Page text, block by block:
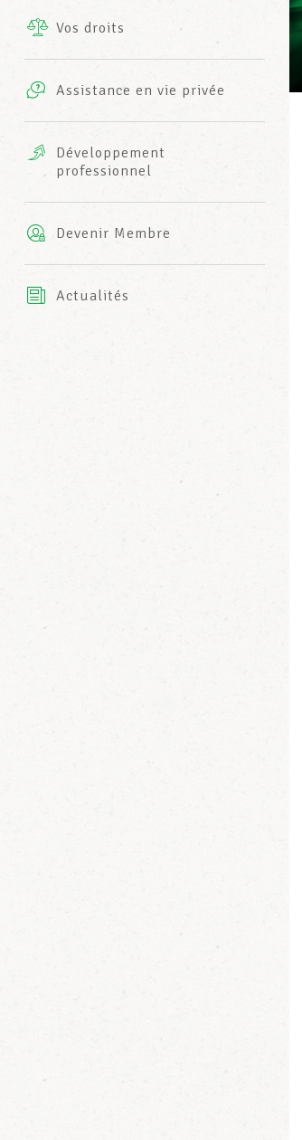
INFO-CENTER
Vos droits
Assistance en vie privée
complémentaires
AXA
Développement
professionnel
Devenir Membre
Actualités